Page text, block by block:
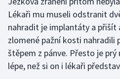
Lezení
Lyže a snowboard
Moderní pětiboj
Motorsport
Lékaři mu museli odstranit
nahradit je implantáty a přišít
zlomené pažní kosti nahradili
štěpem z pánve. Přesto je
lépe, než si on i lékaři